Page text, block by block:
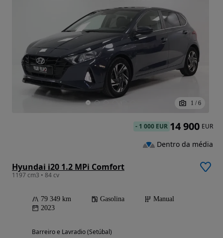
1 / 6
Hyundai i20 1.2 MPi Comfort
1197 cm3 • 84 cv
79 349 km Gasolina
Manual
2023
Barreiro e Lavradio (Setúbal)
- 1 000 EUR 14 900 EUR
Dentro da média